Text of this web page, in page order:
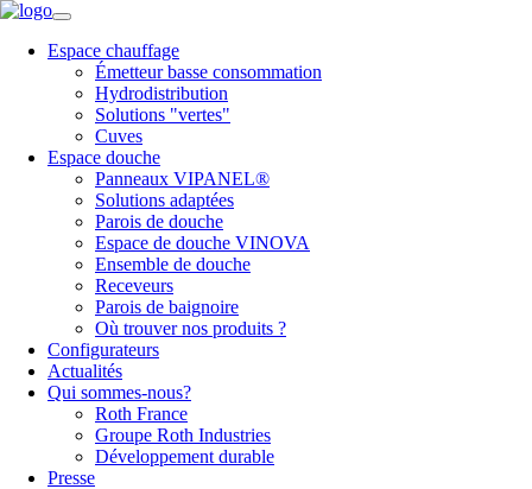
Espace chauffage
Émetteur basse consommation
Hydrodistribution
Solutions "vertes"
Cuves
Espace douche
Panneaux VIPANEL®
Solutions adaptées
Parois de douche
Espace de douche VINOVA
Ensemble de douche
Receveurs
Parois de baignoire
Où trouver nos produits ?
Configurateurs
Actualités
Qui sommes-nous?
Roth France
Groupe Roth Industries
Développement durable
Presse